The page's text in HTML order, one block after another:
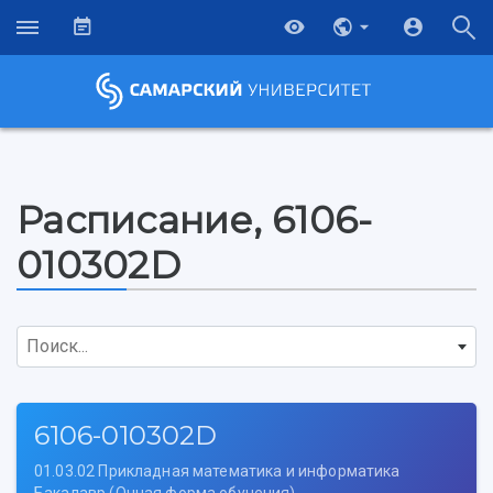
Расписание, 6106-
010302D
Поиск...
6106-010302D
01.03.02 Прикладная математика и информатика